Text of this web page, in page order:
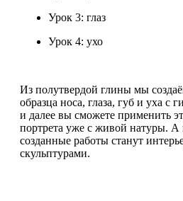
Урок 3: глаз
Урок 4: ухо
Из полутвердой глины мы
образца носа, глаза, губ и уха с
и далее вы сможете применить
портрета уже с живой натуры. А
созданные работы станут
скульптурами.